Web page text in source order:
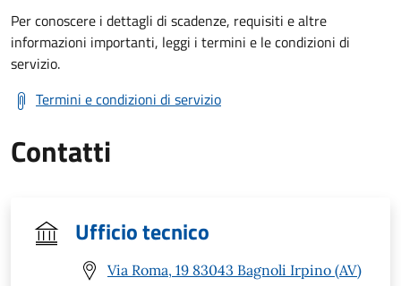
Per conoscere i dettagli di scadenze, requisiti e altre
informazioni importanti, leggi i termini e le condizioni di
servizio.
Termini e condizioni di servizio
Contatti
Ufficio tecnico
Via Roma, 19 83043 Bagnoli Irpino (AV)